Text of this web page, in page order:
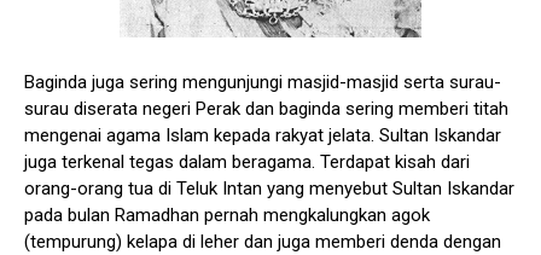
Baginda juga sering mengunjungi masjid-masjid serta surau-
surau diserata negeri Perak dan baginda sering memberi titah
mengenai agama Islam kepada rakyat jelata. Sultan Iskandar
juga terkenal tegas dalam beragama. Terdapat kisah dari
orang-orang tua di Teluk Intan yang menyebut Sultan Iskandar
pada bulan Ramadhan pernah mengkalungkan agok
(tempurung) kelapa di leher dan juga memberi denda dengan